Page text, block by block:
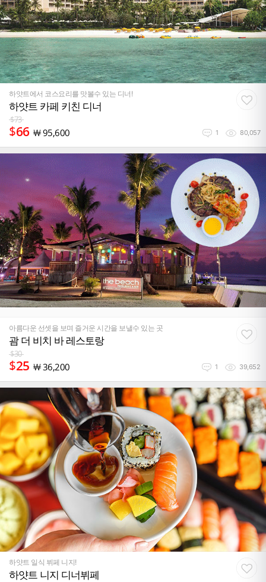
하얏트에서 코스요리를 맛볼수 있는 디너!
하얏트 카페 키친 디너
$73
$66 ￦95,600 1 80,057
아름다운 선셋을 보며 즐거운 시간을 보낼수 있는 곳
괌 더 비치 바 레스토랑
$30
$25 ￦36,200 1 39,652
하얏트 일식 뷔페 니지!
하얏트 니지 디너뷔페